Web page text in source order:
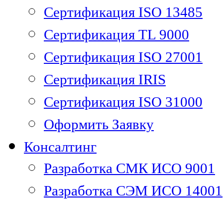
Сертификация ISO 13485
Сертификация TL 9000
Сертификация ISO 27001
Сертификация IRIS
Сертификация ISO 31000
Оформить Заявку
Консалтинг
Разработка СМК ИСО 9001
Разработка СЭМ ИСО 14001